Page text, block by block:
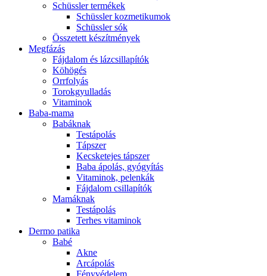
Schüssler termékek
Schüssler kozmetikumok
Schüssler sók
Összetett készítmények
Megfázás
Fájdalom és lázcsillapítók
Köhögés
Orrfolyás
Torokgyulladás
Vitaminok
Baba-mama
Babáknak
Testápolás
Tápszer
Kecsketejes tápszer
Baba ápolás, gyógyítás
Vitaminok, pelenkák
Fájdalom csillapítók
Mamáknak
Testápolás
Terhes vitaminok
Dermo patika
Babé
Akne
Arcápolás
Fényvédelem